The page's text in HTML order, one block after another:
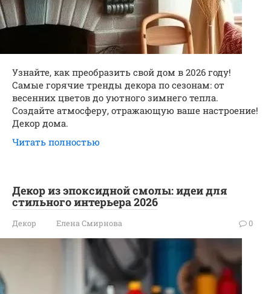
Узнайте, как преобразить свой дом в 2026 году!
Самые горячие тренды декора по сезонам: от
весенних цветов до уютного зимнего тепла.
Создайте атмосферу, отражающую ваше настроение!
Декор дома.
Читать полностью
Декор из эпоксидной смолы: идеи для
стильного интерьера 2026
Декор Елена Смирнова 0